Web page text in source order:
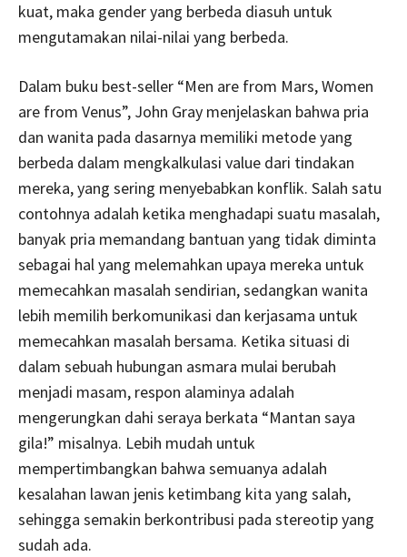
kuat, maka gender yang berbeda diasuh untuk
mengutamakan nilai-nilai yang berbeda.
Dalam buku best-seller “Men are from Mars, Women
are from Venus”, John Gray menjelaskan bahwa pria
dan wanita pada dasarnya memiliki metode yang
berbeda dalam mengkalkulasi value dari tindakan
mereka, yang sering menyebabkan konflik. Salah satu
contohnya adalah ketika menghadapi suatu masalah,
banyak pria memandang bantuan yang tidak diminta
sebagai hal yang melemahkan upaya mereka untuk
memecahkan masalah sendirian, sedangkan wanita
lebih memilih berkomunikasi dan kerjasama untuk
memecahkan masalah bersama. Ketika situasi di
dalam sebuah hubungan asmara mulai berubah
menjadi masam, respon alaminya adalah
mengerungkan dahi seraya berkata “Mantan saya
gila!” misalnya. Lebih mudah untuk
mempertimbangkan bahwa semuanya adalah
kesalahan lawan jenis ketimbang kita yang salah,
sehingga semakin berkontribusi pada stereotip yang
sudah ada.